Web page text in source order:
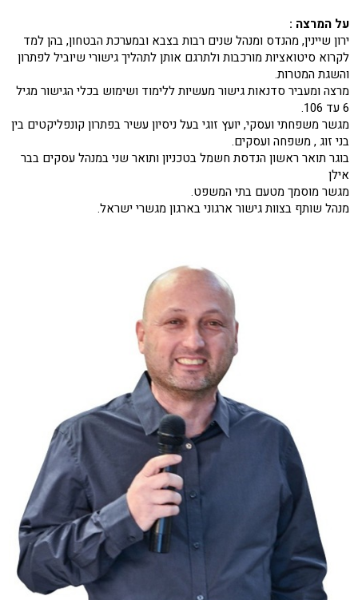
על המרצה :
ירון שיינין, מהנדס ומנהל שנים רבות בצבא ובמערכת הבטחון, בהן למד
לקרוא סיטואציות מורכבות ולתרגם אותן לתהליך גישורי שיוביל לפתרון
והשגת המטרות.
מרצה ומעביר סדנאות גישור מעשיות ללימוד ושימוש בכלי הגישור מגיל
6 עד 106.
מגשר משפחתי ועסקי, יועץ זוגי בעל ניסיון עשיר בפתרון קונפליקטים בין
בני זוג , משפחה ועסקים.
בוגר תואר ראשון הנדסת חשמל בטכניון ותואר שני במנהל עסקים בבר
אילן
מגשר מוסמך מטעם בתי המשפט.
מנהל שותף בצוות גישור ארגוני בארגון מגשרי ישראל.